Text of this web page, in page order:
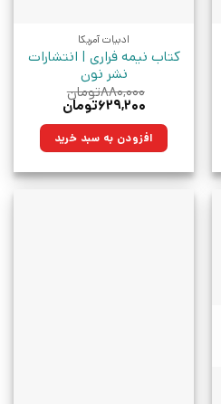
ادبیات آمریکا
کتاب نیمه فراری | انتشارات
نشر نون
۸۸۰,۰۰۰تومان
قیمت
۸۸۰,۰۰۰تومان
بود.
۶۲۹,۲۰۰تومان
۶۲۹,۲۰۰تومان.افزودن به سبد خرید